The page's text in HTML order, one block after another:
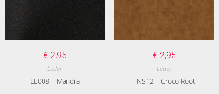
€ 2,95
Leder
LE008 – Mandra
€ 2,95
Leder
TNS12 – Croco Root